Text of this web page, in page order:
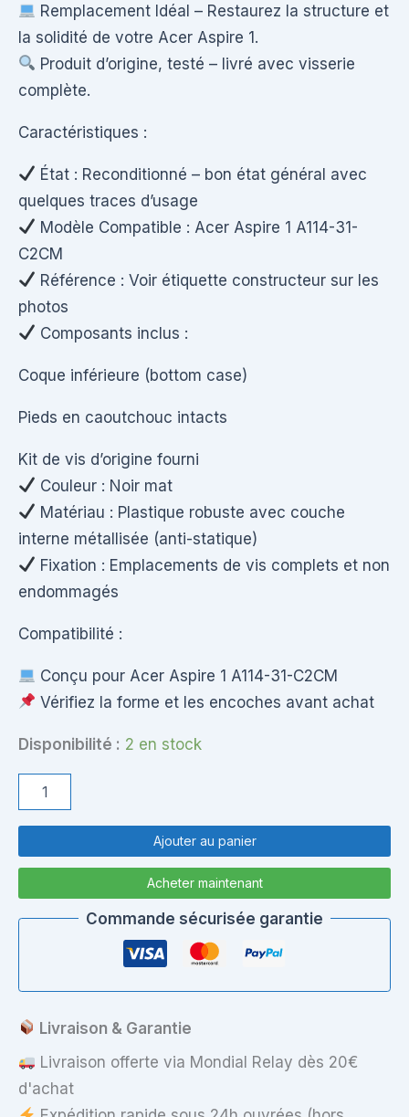
Remplacement Idéal – Restaurez la structure et
la solidité de votre Acer Aspire 1.
Produit d’origine, testé – livré avec visserie
complète.
Caractéristiques :
État : Reconditionné – bon état général avec
quelques traces d’usage
Modèle Compatible : Acer Aspire 1 A114-31-
C2CM
Référence : Voir étiquette constructeur sur les
photos
Composants inclus :
Coque inférieure (bottom case)
Pieds en caoutchouc intacts
Kit de vis d’origine fourni
Couleur : Noir mat
Matériau : Plastique robuste avec couche
interne métallisée (anti-statique)
Fixation : Emplacements de vis complets et non
endommagés
Compatibilité :
Conçu pour Acer Aspire 1 A114-31-C2CM
Vérifiez la forme et les encoches avant achat
Disponibilité : 2 en stock
1
A114-
Haute
Qualité
&
Compatibilité
Ajouter au panier
Acheter maintenant
Commande sécurisée garantie
Livraison & Garantie
Livraison offerte via Mondial Relay dès 20€
d'achat